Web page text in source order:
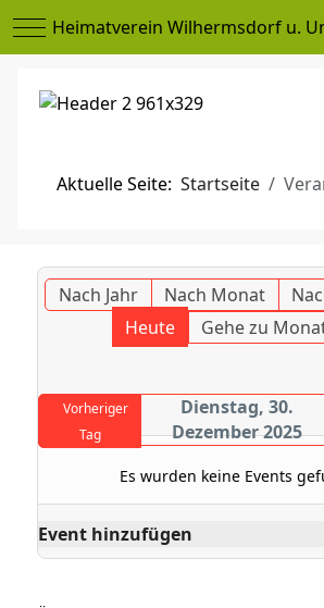
Mobile Menu Toggle
Heimatverein Wilhermsdorf u.
Aktuelle Seite:Startseite
Nach Jahr Nach Monat
Heute
Gehe zu
Vorheriger
Tag
Dienstag, 30.
Dezember 2025
Es wurden keine Events
Event hinzufügen